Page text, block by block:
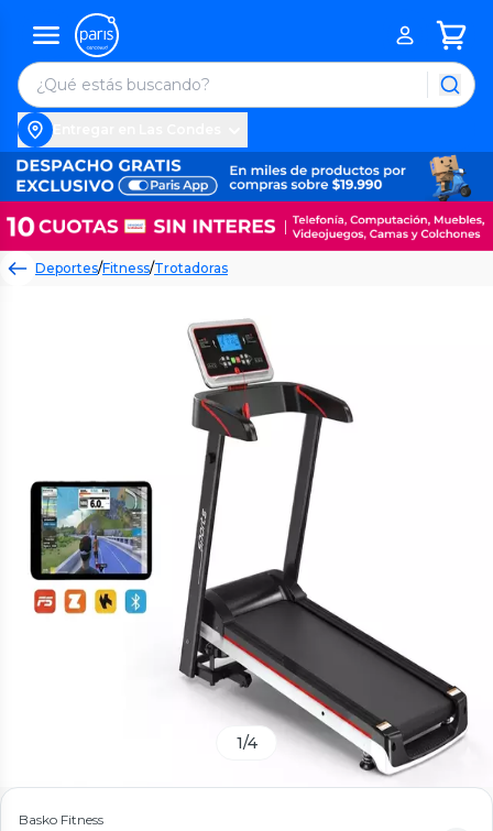
Deportes/Fitness/Trotadoras
1/4
Basko Fitness